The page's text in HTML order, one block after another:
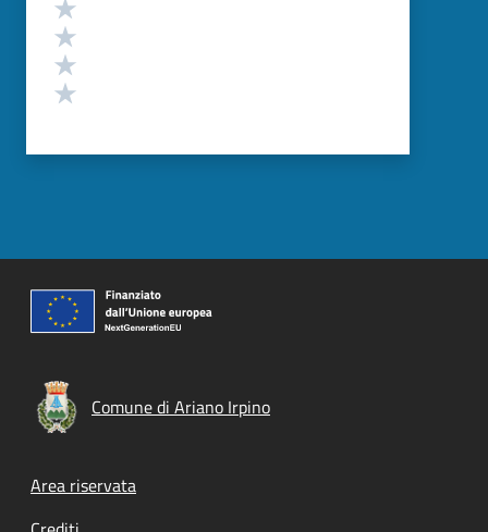
Comune di Ariano Irpino
Footer menu
Area riservata